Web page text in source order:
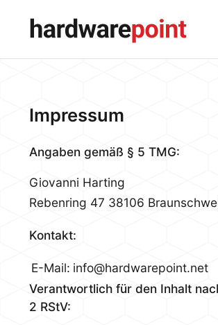
Impressum
Angaben gemäß § 5 TMG:
Giovanni Harting
Rebenring 47 38106
Kontakt:
E-Mail: info@hardwarepoint.net
Verantwortlich für den Inhalt
2 RStV: